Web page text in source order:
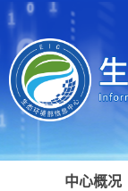
中心概况